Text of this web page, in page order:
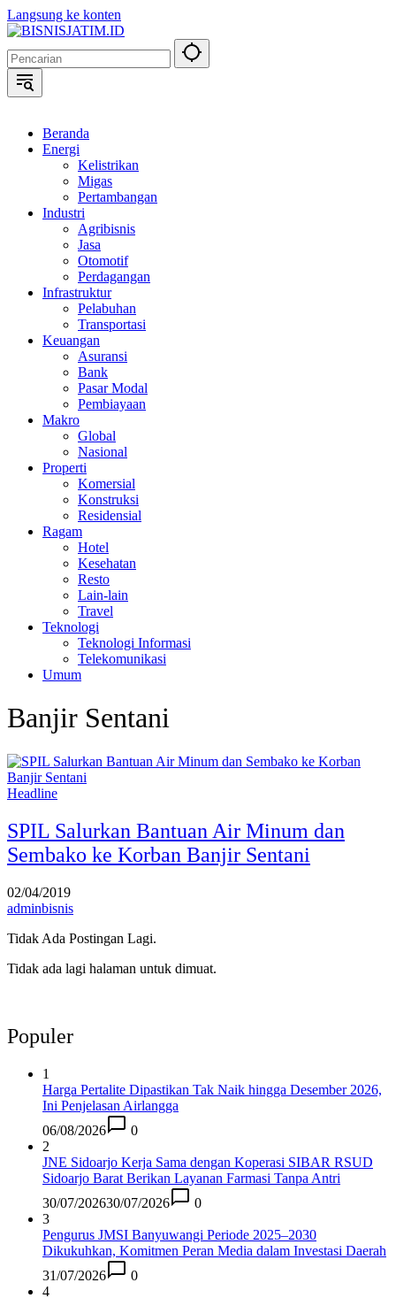
Langsung ke konten
Beranda
Energi
Kelistrikan
Migas
Pertambangan
Industri
Agribisnis
Jasa
Otomotif
Perdagangan
Infrastruktur
Pelabuhan
Transportasi
Keuangan
Asuransi
Bank
Pasar Modal
Pembiayaan
Makro
Global
Nasional
Properti
Komersial
Konstruksi
Residensial
Ragam
Hotel
Kesehatan
Resto
Lain-lain
Travel
Teknologi
Teknologi Informasi
Telekomunikasi
Umum
Banjir Sentani
Headline
SPIL Salurkan Bantuan Air Minum dan
Sembako ke Korban Banjir Sentani
02/04/2019
adminbisnis
Tidak Ada Postingan Lagi.
Tidak ada lagi halaman untuk dimuat.
Populer
1
Harga Pertalite Dipastikan Tak Naik hingga Desember 2026,
Ini Penjelasan Airlangga
06/08/2026
0
2
JNE Sidoarjo Kerja Sama dengan Koperasi SIBAR RSUD
Sidoarjo Barat Berikan Layanan Farmasi Tanpa Antri
30/07/202630/07/2026
0
3
Pengurus JMSI Banyuwangi Periode 2025–2030
Dikukuhkan, Komitmen Peran Media dalam Investasi Daerah
31/07/2026
0
4